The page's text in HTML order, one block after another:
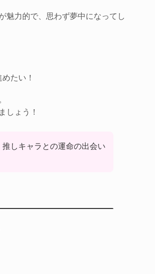
魅力的で、思わず夢中になってし
たい！
しょう！
しキャラとの運命の出会い